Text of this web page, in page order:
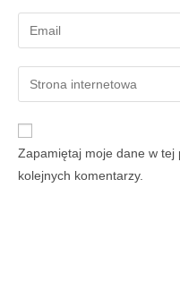
Zapamiętaj moje dane w tej
kolejnych komentarzy.